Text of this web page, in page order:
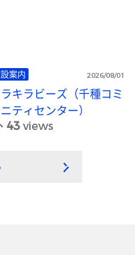
案内 2026/08/01
キラビーズ（千種コミ
ティセンター）
43views